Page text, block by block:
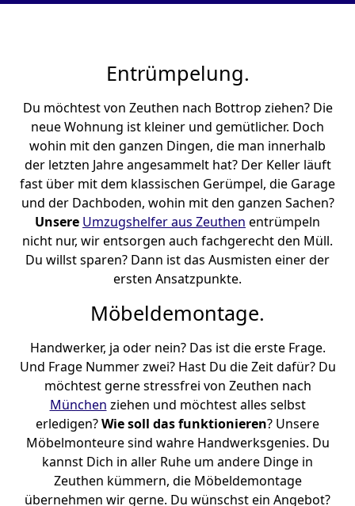
Entrümpelung.
Du möchtest von Zeuthen nach Bottrop ziehen? Die
neue Wohnung ist kleiner und gemütlicher. Doch
wohin mit den ganzen Dingen, die man innerhalb
der letzten Jahre angesammelt hat? Der Keller läuft
fast über mit dem klassischen Gerümpel, die Garage
und der Dachboden, wohin mit den ganzen Sachen?
Unsere Umzugshelfer aus Zeuthen entrümpeln
nicht nur, wir entsorgen auch fachgerecht den Müll.
Du willst sparen? Dann ist das Ausmisten einer der
ersten Ansatzpunkte.
Möbeldemontage.
Handwerker, ja oder nein? Das ist die erste Frage.
Und Frage Nummer zwei? Hast Du die Zeit dafür? Du
möchtest gerne stressfrei von Zeuthen nach
München ziehen und möchtest alles selbst
erledigen?Wie soll das funktionieren? Unsere
Möbelmonteure sind wahre Handwerksgenies. Du
kannst Dich in aller Ruhe um andere Dinge in
Zeuthen kümmern, die Möbeldemontage
übernehmen wir gerne. Du wünschst ein Angebot?